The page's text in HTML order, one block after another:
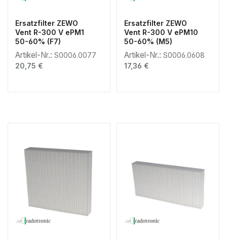
Ersatzfilter ZEWO
Vent R-300 V ePM1
50-60% (F7)
Artikel-Nr.: S0006.0077
Regulärer Preis:
20,75 €
Ersatzfilter ZEWO
Vent R-300 V ePM10
50-60% (M5)
Artikel-Nr.: S0006.0608
Regulärer Preis:
17,36 €